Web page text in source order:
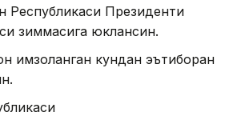
Республикаси Президенти
зиммасига юклансин.
имзоланган кундан эътиборан